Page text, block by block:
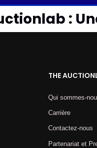
:
THE
Qui sommes-
Carrière
Contactez-nous
Partenariat et